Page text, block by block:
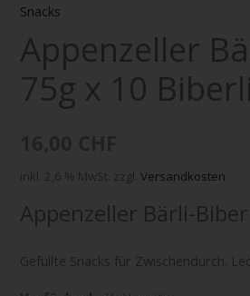
Snacks
Appenzeller
75g x 10 Biberli
inkl. 2,6 % MwSt. zzgl.Versandkosten
Appenzeller Bärli-
Gefüllte Snacks für Zwischendurch.
75g
10
Biberli
Menge